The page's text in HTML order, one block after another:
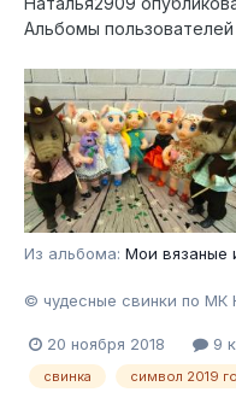
Альбомы пользователей
Из альбома: Мои вязаные
© чудесные свинки по МК
20 ноября 2018 9
свинка символ 2019